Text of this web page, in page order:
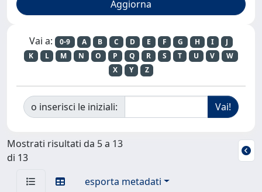
Vai a: 0-9 A B C D E F G H I
J
K
L M N O P Q R S T U V
W
X
Y Z
o inserisci le iniziali:
Mostrati risultati da 5 a 13
di 13
esporta metadati